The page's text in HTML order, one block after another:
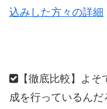
込みした方々の詳細
【徹底比較】よそ
成を行っているんだ